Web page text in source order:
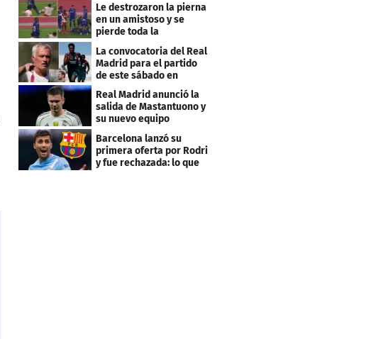
Le destrozaron la pierna
en un amistoso y se
pierde toda la
temporada en LaLiga
La convocatoria del Real
Madrid para el partido
de este sábado en
Budapest
Real Madrid anunció la
salida de Mastantuono y
su nuevo equipo
Barcelona lanzó su
primera oferta por Rodri
y fue rechazada: lo que